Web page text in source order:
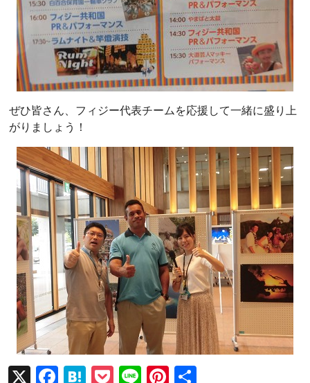
ぜひ皆さん、フィジー代表チームを応援して一緒に盛り上
がりましょう！
X
F
H
P
Li
Pi